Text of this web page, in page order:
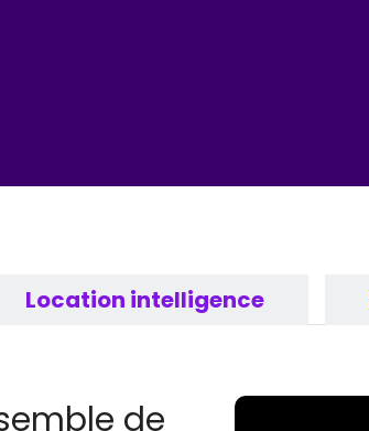
Location intelligence
de